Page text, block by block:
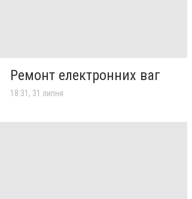
Ремонт електронних ваг
18:31, 31 липня